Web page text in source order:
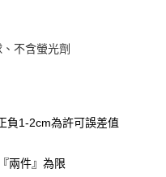
」的支付方式。 讓您購物簡單
儲值。
結帳。
不含螢光劑
負1-2cm為許可誤差值
兩件』為限